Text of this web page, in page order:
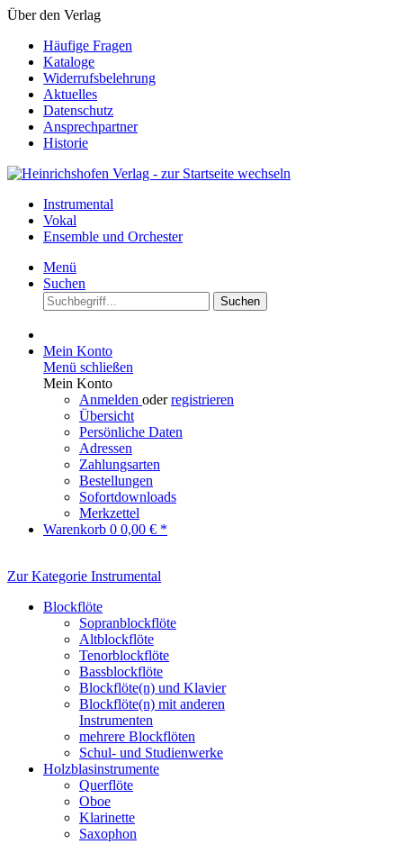
Über den Verlag
Häufige Fragen
Kataloge
Widerrufsbelehrung
Aktuelles
Datenschutz
Ansprechpartner
Historie
Instrumental
Vokal
Ensemble und Orchester
Menü
Suchen
Suchen
Mein Konto
Menü schließen
Mein Konto
Anmelden oderregistrieren
Übersicht
Persönliche Daten
Adressen
Zahlungsarten
Bestellungen
Sofortdownloads
Merkzettel
Warenkorb 0 0,00 € *
Zur Kategorie Instrumental
Blockflöte
Sopranblockflöte
Altblockflöte
Tenorblockflöte
Bassblockflöte
Blockflöte(n) und Klavier
Blockflöte(n) mit anderen
Instrumenten
mehrere Blockflöten
Schul- und Studienwerke
Holzblasinstrumente
Querflöte
Oboe
Klarinette
Saxophon